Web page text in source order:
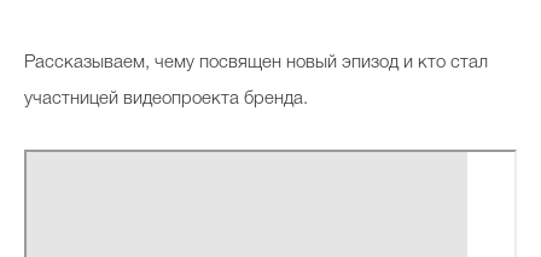
Рассказываем, чему посвящен новый эпизод и кто стал
участницей видеопроекта бренда.